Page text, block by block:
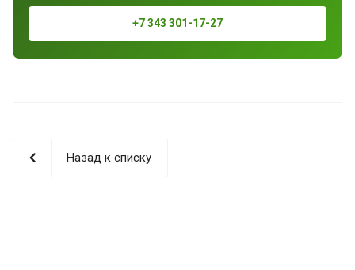
+7 343 301-17-27
Назад к списку